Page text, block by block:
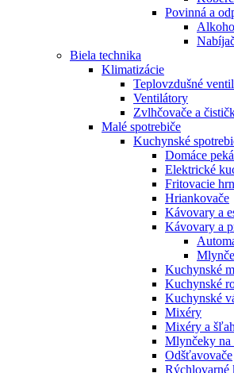
Povinná a
Biela technika
Klimatizácie
Teplovzdušné
Ventilátory
Zvlhčovače a
Malé spotrebiče
Kuchynské
Domáce
Elektrické
Fritovacie
Hriankovače
Kávovary a
Kávovary a
Kuchynské
Kuchynské
Kuchynské
Mixéry
Mixéry a
Mlynčeky na
Odšťavovače
Rýchlovarné